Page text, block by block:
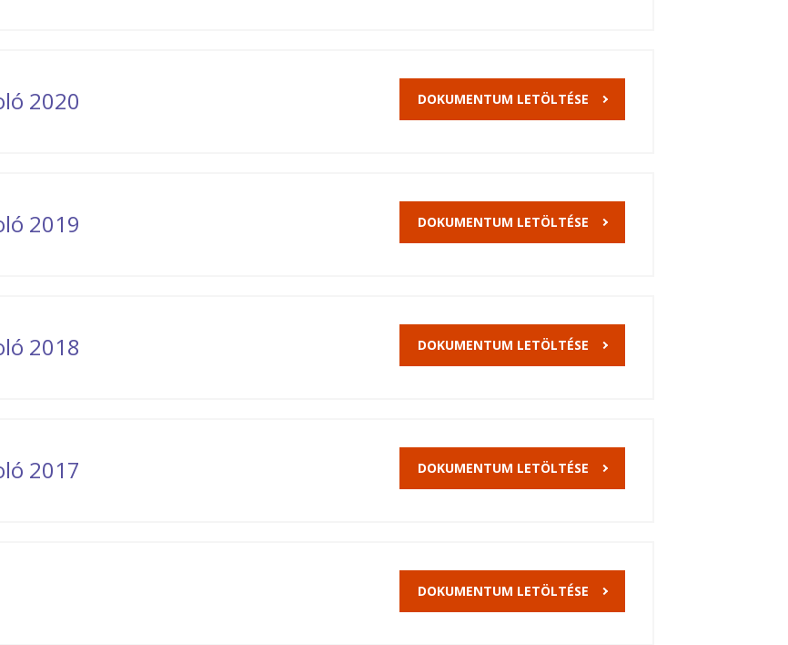
2020 DOKUMENTUM LETÖLTÉSE
2019 DOKUMENTUM LETÖLTÉSE
2018 DOKUMENTUM LETÖLTÉSE
2017 DOKUMENTUM LETÖLTÉSE
DOKUMENTUM LETÖLTÉSE